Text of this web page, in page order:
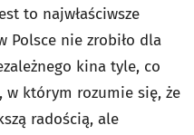
to najwłaściwsze
Polsce nie zrobiło dla
kina tyle, co
w którym rozumie się, że
radością, ale